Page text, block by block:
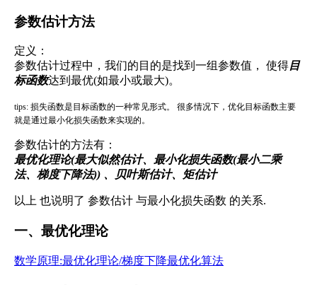
参数估计方法
定义：
参数估计过程中，我们的目的是找到一组参数值， 使得目
标函数达到最优(如最小或最大)。
tips: 损失函数是目标函数的一种常见形式。 很多情况下，优化目标函数主要
就是通过最小化损失函数来实现的。
参数估计的方法有：
最优化理论(最大似然估计、最小化损失函数(最小二乘
法、梯度下降法)) 、贝叶斯估计、矩估计
以上 也说明了 参数估计 与最小化损失函数 的关系.
一、最优化理论
数学原理:最优化理论/梯度下降最优化算法